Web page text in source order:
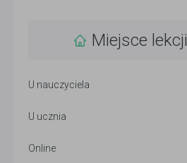
Miejsce lekcji
U nauczyciela
U ucznia
Online